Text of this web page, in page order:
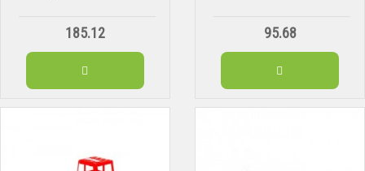
185.12 95.68